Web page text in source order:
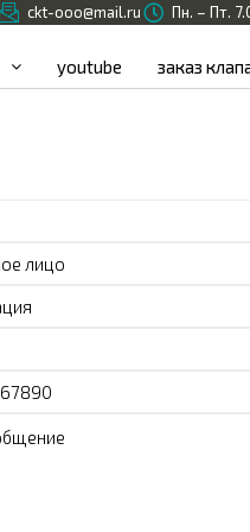
ckt-ooo@mail.ru Пн. – Пт.
youtube заказ